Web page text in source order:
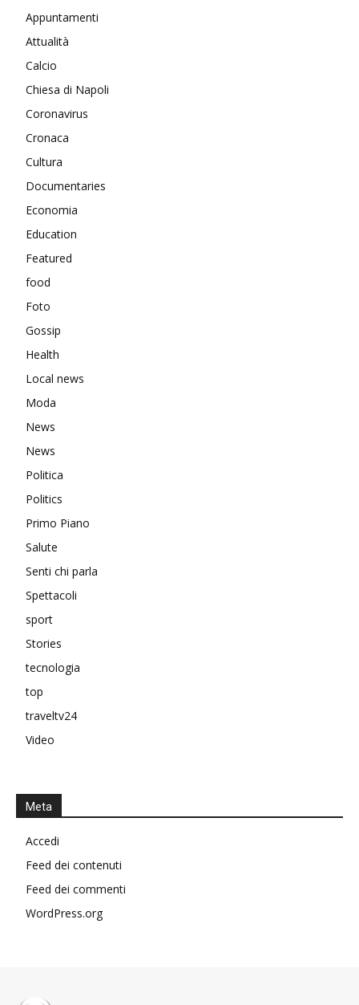
Appuntamenti
Attualità
Calcio
Chiesa di Napoli
Coronavirus
Cronaca
Cultura
Documentaries
Economia
Education
Featured
food
Foto
Gossip
Health
Local news
Moda
News
News
Politica
Politics
Primo Piano
Salute
Senti chi parla
Spettacoli
sport
Stories
tecnologia
top
traveltv24
Video
Meta
Accedi
Feed dei contenuti
Feed dei commenti
WordPress.org